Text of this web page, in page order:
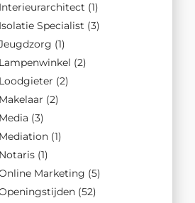
Interieurarchitect (1)
Isolatie Specialist (3)
(1)
Lampenwinkel (2)
Loodgieter (2)
Makelaar (2)
Media (3)
Mediation (1)
Notaris (1)
Marketing (5)
(52)